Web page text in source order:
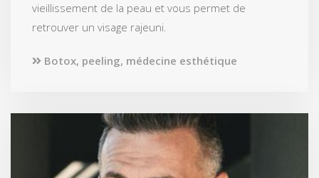
vieillissement de la peau et vous permet de
retrouver un visage rajeuni.
Botox, peeling, médecine esthétique